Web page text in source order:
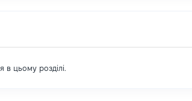
в цьому розділі.